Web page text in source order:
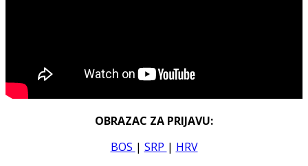
OBRAZAC ZA PRIJAVU:
BOS | SRP | HRV